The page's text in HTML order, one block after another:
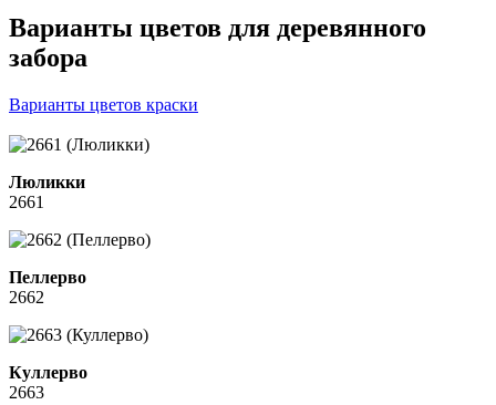
Варианты цветов для деревянного
забора
Варианты цветов краски
Люликки
2661
Пеллерво
2662
Куллерво
2663